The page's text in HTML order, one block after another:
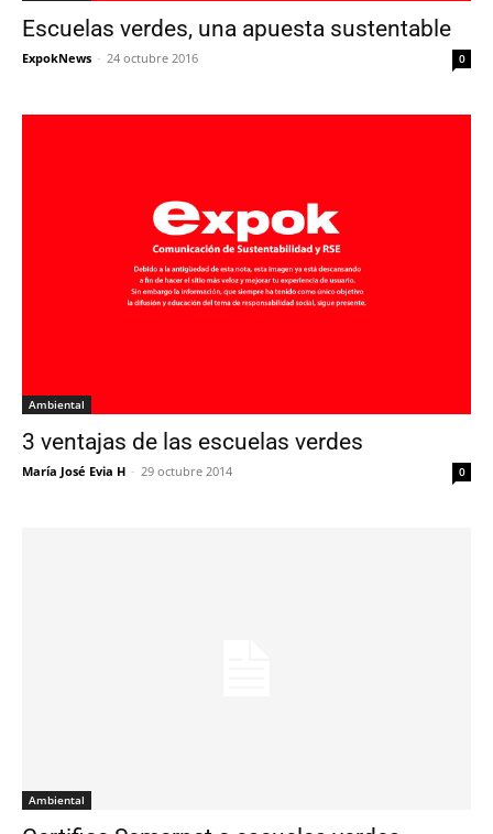
Escuelas verdes, una apuesta sustentable
ExpokNews - 24 octubre 2016 0
Ambiental
3 ventajas de las escuelas verdes
María José Evia H - 29 octubre 2014 0
Ambiental